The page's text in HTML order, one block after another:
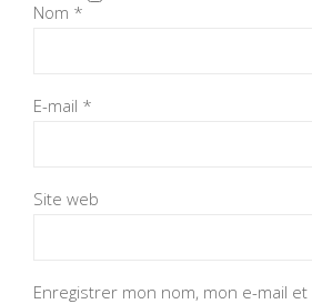
Nom *
E-mail *
Site web
Enregistrer mon nom, mon e-mail